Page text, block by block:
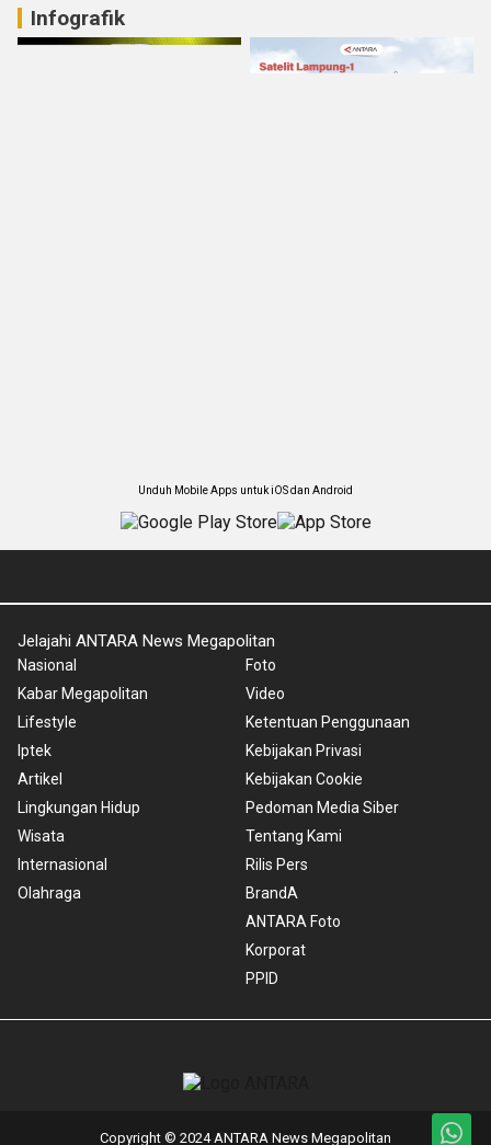
Infografik
Unduh Mobile Apps untuk iOS dan Android
Jelajahi ANTARA News Megapolitan
Nasional
Kabar Megapolitan
Lifestyle
Iptek
Artikel
Lingkungan Hidup
Wisata
Internasional
Olahraga
Foto
Video
Ketentuan Penggunaan
Kebijakan Privasi
Kebijakan Cookie
Pedoman Media Siber
Tentang Kami
Rilis Pers
BrandA
ANTARA Foto
Korporat
PPID
Copyright © 2024 ANTARA News Megapolitan